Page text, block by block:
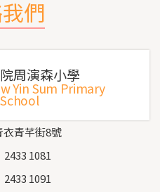
們
周演森小學
Yin Sum Primary
School
衣青芊街8號
2433 1081
2433 1091